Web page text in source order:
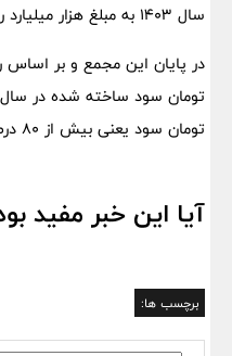
سال ۱۴۰۳ به مبلغ هزار میلیارد ریال به تصویب رسید.‌
تومان سود یعنی بیش از ۸۰ درصد آن توزیع شد.
آیا این خبر مفید
برچسب ها: